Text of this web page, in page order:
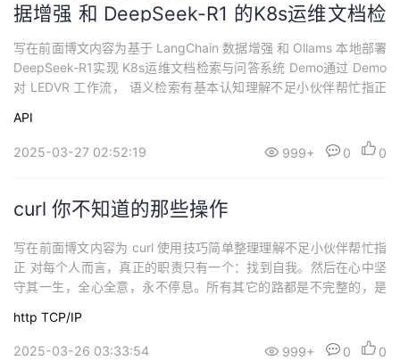
据增强 和 DeepSeek-R1 的K8s运维文档检
索与问答系统 Demo
写在前面博文内容为基于 LangChain 数据增强 和 Ollams 本地部署
DeepSeek-R1实现 K8s运维文档检索与问答系统 Demo通过 Demo
对 LEDVR 工作流， 语义检索有基本认知理解不足小伙伴帮忙指正
可以关注下 ^_^Ollama 部署 DeepSeek-R1过 Ollama 在本地部署 D
eep...
API
2025-03-27 02:52:19 999+ 0 0
curl 你不知道的那些操作
写在前面博文内容为 curl 使用技巧简单整理理解不足小伙伴帮忙指
正 对每个人而言，真正的职责只有一个：找到自我。然后在心中坚
守其一生，全心全意，永不停息。所有其它的路都是不完整的，是
的恐惧 ——赫尔曼·黑塞《德米安》 curlcurl是用于从服务器传输数
据或将数据传输到服务器的工具。它支持以下协议：DICT，FILE，
http TCP/IP
2025-03-26 03:33:54 999+ 0 0